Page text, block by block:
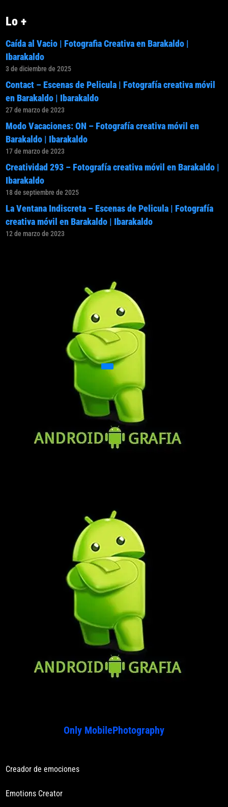
Lo +
Caída al Vacio | Fotografia Creativa en Barakaldo |
Ibarakaldo
3 de diciembre de 2025
Contact – Escenas de Pelicula | Fotografía creativa móvil
en Barakaldo | Ibarakaldo
27 de marzo de 2023
Modo Vacaciones: ON – Fotografía creativa móvil en
Barakaldo | Ibarakaldo
17 de marzo de 2023
Creatividad 293 – Fotografía creativa móvil en Barakaldo |
Ibarakaldo
18 de septiembre de 2025
La Ventana Indiscreta – Escenas de Pelicula | Fotografía
creativa móvil en Barakaldo | Ibarakaldo
12 de marzo de 2023
Only MobilePhotography
Creador de emociones
Emotions Creator